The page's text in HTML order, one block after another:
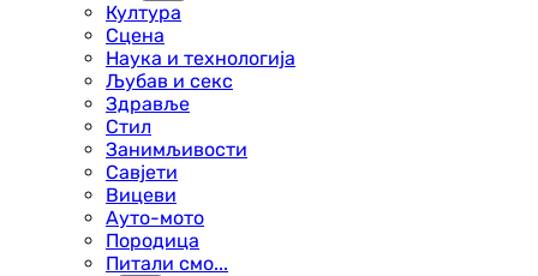
Култура
Сцена
Наука и технологија
Љубав и секс
Здравље
Стил
Занимљивости
Савјети
Вицеви
Ауто-мото
Породица
Питали смо...